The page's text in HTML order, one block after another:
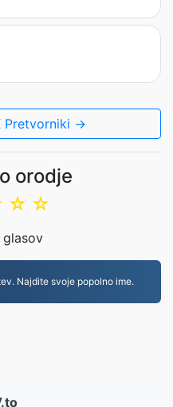
Pretvorniki →
orodje
☆
☆
glasov
Najdite svoje popolno ime.